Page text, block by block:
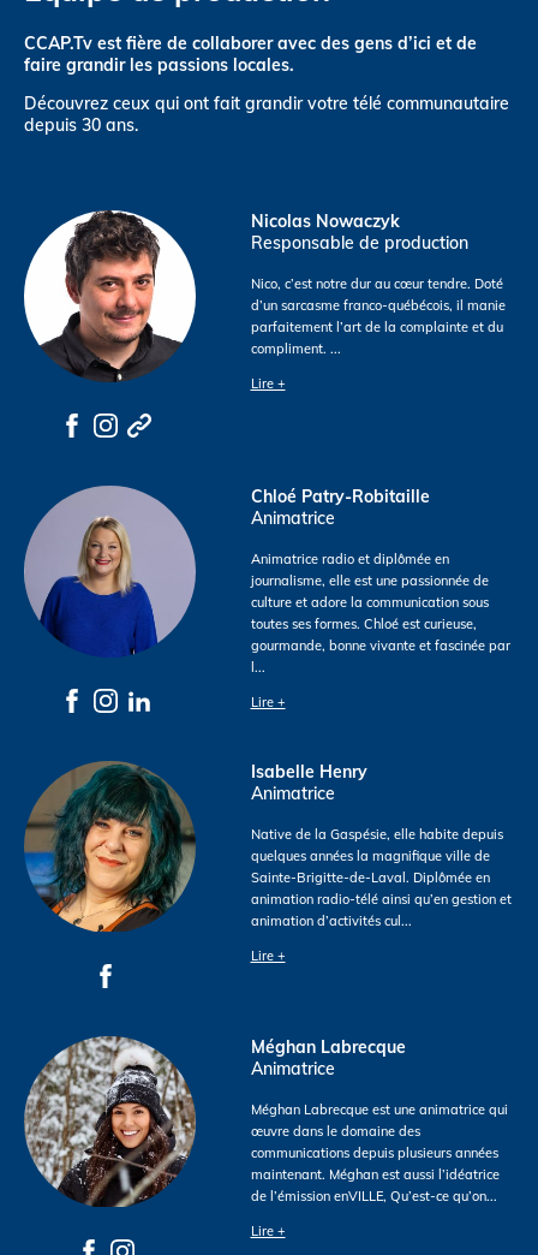
CCAP.Tv est fière de collaborer avec des gens d’ici et de
faire grandir les passions locales.
Découvrez ceux qui ont fait grandir votre télé communautaire
depuis 30 ans.
Nicolas Nowaczyk
Responsable de production
Nico, c’est notre dur au cœur tendre. Doté
d’un sarcasme franco-québécois, il manie
parfaitement l’art de la complainte et du
compliment. ...
Lire +
Chloé Patry-Robitaille
Animatrice
Animatrice radio et diplômée en
journalisme, elle est une passionnée de
culture et adore la communication sous
toutes ses formes. Chloé est curieuse,
gourmande, bonne vivante et fascinée par
l...
Lire +
Isabelle Henry
Animatrice
Native de la Gaspésie, elle habite depuis
quelques années la magnifique ville de
Sainte-Brigitte-de-Laval. Diplômée en
animation radio-télé ainsi qu’en gestion et
animation d’activités cul...
Lire +
Méghan Labrecque
Animatrice
Méghan Labrecque est une animatrice qui
œuvre dans le domaine des
communications depuis plusieurs années
maintenant. Méghan est aussi l’idéatrice
de l’émission enVILLE, Qu’est-ce qu’on...
Lire +